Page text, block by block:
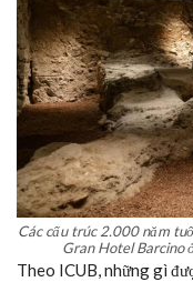
Các cấu trúc 2.000 năm
Gran Hotel Barcino
Theo ICUB, những gì